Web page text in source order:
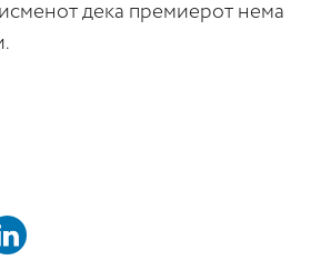
дека премиерот нема